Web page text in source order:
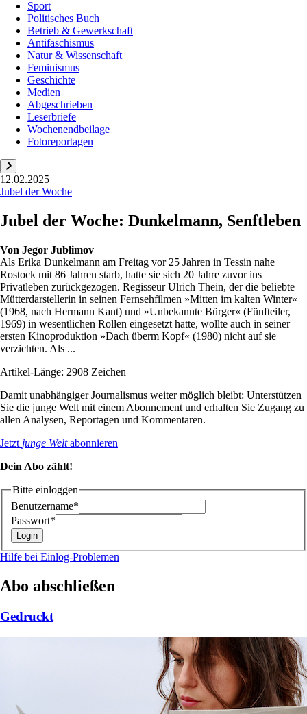
Sport
Politisches Buch
Betrieb & Gewerkschaft
Antifaschismus
Natur & Wissenschaft
Feminismus
Geschichte
Medien
Abgeschrieben
Leserbriefe
Wochenendbeilage
Fotoreportagen
12.02.2025
Jubel der Woche
Jubel der Woche: Dunkelmann, Senftleben
Von Jegor Jublimov
Als Erika Dunkelmann am Freitag vor 25 Jahren in Tessin nahe
Rostock mit 86 Jahren starb, hatte sie sich 20 Jahre zuvor ins
Privatleben zurückgezogen. Regisseur Ulrich Thein, der die beliebte
Mütterdarstellerin in seinen Fernsehfilmen »Mitten im kalten Winter«
(1968, nach Hermann Kant) und »Unbekannte Bürger« (Fünfteiler,
1969) in wesentlichen Rollen eingesetzt hatte, wollte auch in seiner
ersten Kinoproduktion »Dach überm Kopf« (1980) nicht auf sie
verzichten. Als ...
Artikel-Länge: 2908 Zeichen
Damit unabhängiger Journalismus weiter möglich bleibt: Unterstützen
Sie die junge Welt mit einem Abonnement und erhalten Sie Zugang zu
allen Analysen, Reportagen und Kommentaren.
Jetzt junge Weltabonnieren
Dein Abo zählt!
Bitte einloggen
Benutzername*
Passwort*
Hilfe bei Einlog-Problemen
Abo abschließen
Gedruckt